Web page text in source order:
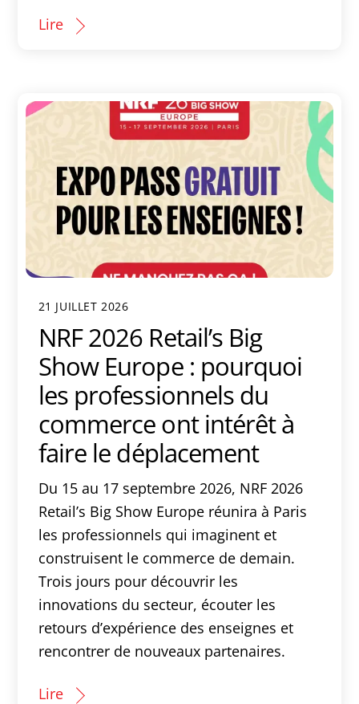
Lire
21 JUILLET 2026
NRF 2026 Retail’s Big
Show Europe : pourquoi
les professionnels du
commerce ont intérêt à
faire le déplacement
Du 15 au 17 septembre 2026, NRF 2026
Retail’s Big Show Europe réunira à Paris
les professionnels qui imaginent et
construisent le commerce de demain.
Trois jours pour découvrir les
innovations du secteur, écouter les
retours d’expérience des enseignes et
rencontrer de nouveaux partenaires.
Lire